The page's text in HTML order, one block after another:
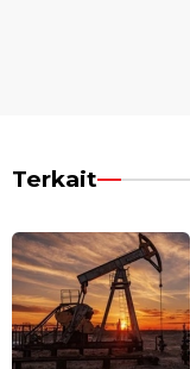
Terkait